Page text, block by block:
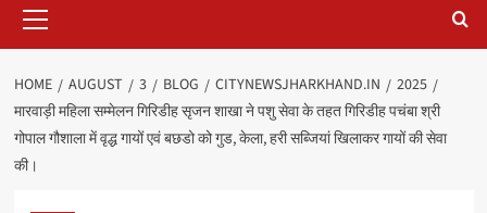
Menu
HOME AUGUST 3 BLOG CITYNEWSJHARKHAND.IN
2025
मारवाड़ी महिला सम्मेलन गिरिडीह सृजन शाखा ने पशु सेवा के तहत गिरिडीह पचंबा श्री
गोपाल गौशाला में वृद्ध गायों एवं बछडो को गुड, केला, हरी सब्जियां खिलाकर गायों की सेवा
की।